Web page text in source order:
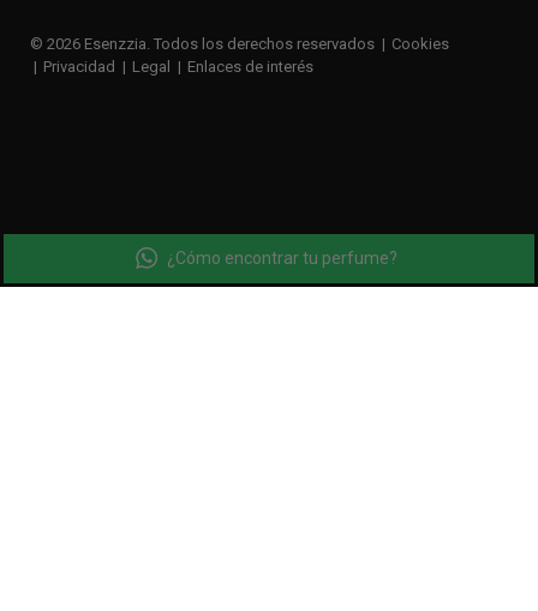
¿Cómo encontrar tu perfume?
© 2026 Esenzzia. Todos los derechos reservados
Cookies
Privacidad
Legal Enlaces de interés